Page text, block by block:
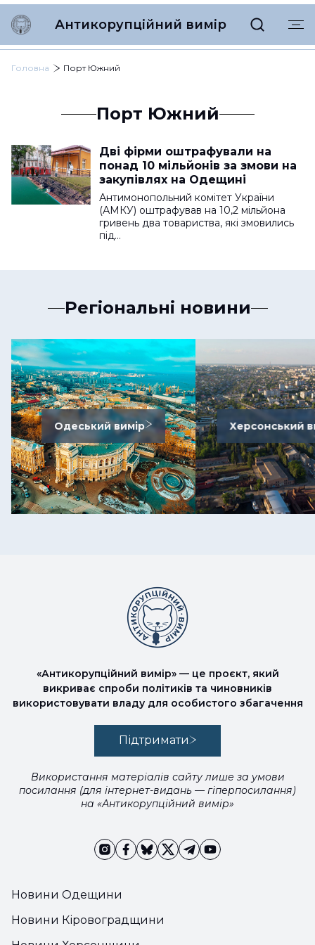
Антикорупційний вимір
Головна Порт Южний
Порт Южний
Дві фірми оштрафували на
понад 10 мільйонів за змови на
закупівлях на Одещині
Антимонопольний комітет України
(АМКУ) оштрафував на 10,2 мільйона
гривень два товариства, які змовились
під…
Регіональні новини
Одеський вимір Херсонський
Новини Одещини
Новини Кіровоградщини
«Антикорупційний вимір» — це проєкт, який
викриває спроби політиків та чиновників
використовувати владу для особистого збагачення
Підтримати
Використання матеріалів сайту лише за умови
посилання (для інтернет-видань — гіперпосилання)
на «Антикорупційний вимір»